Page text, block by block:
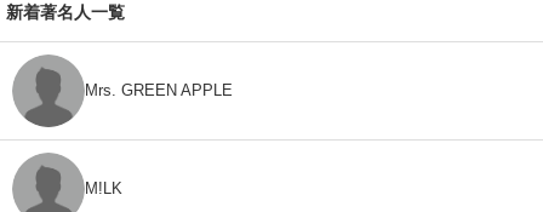
新着著名人一覧
Mrs. GREEN APPLE
M!LK